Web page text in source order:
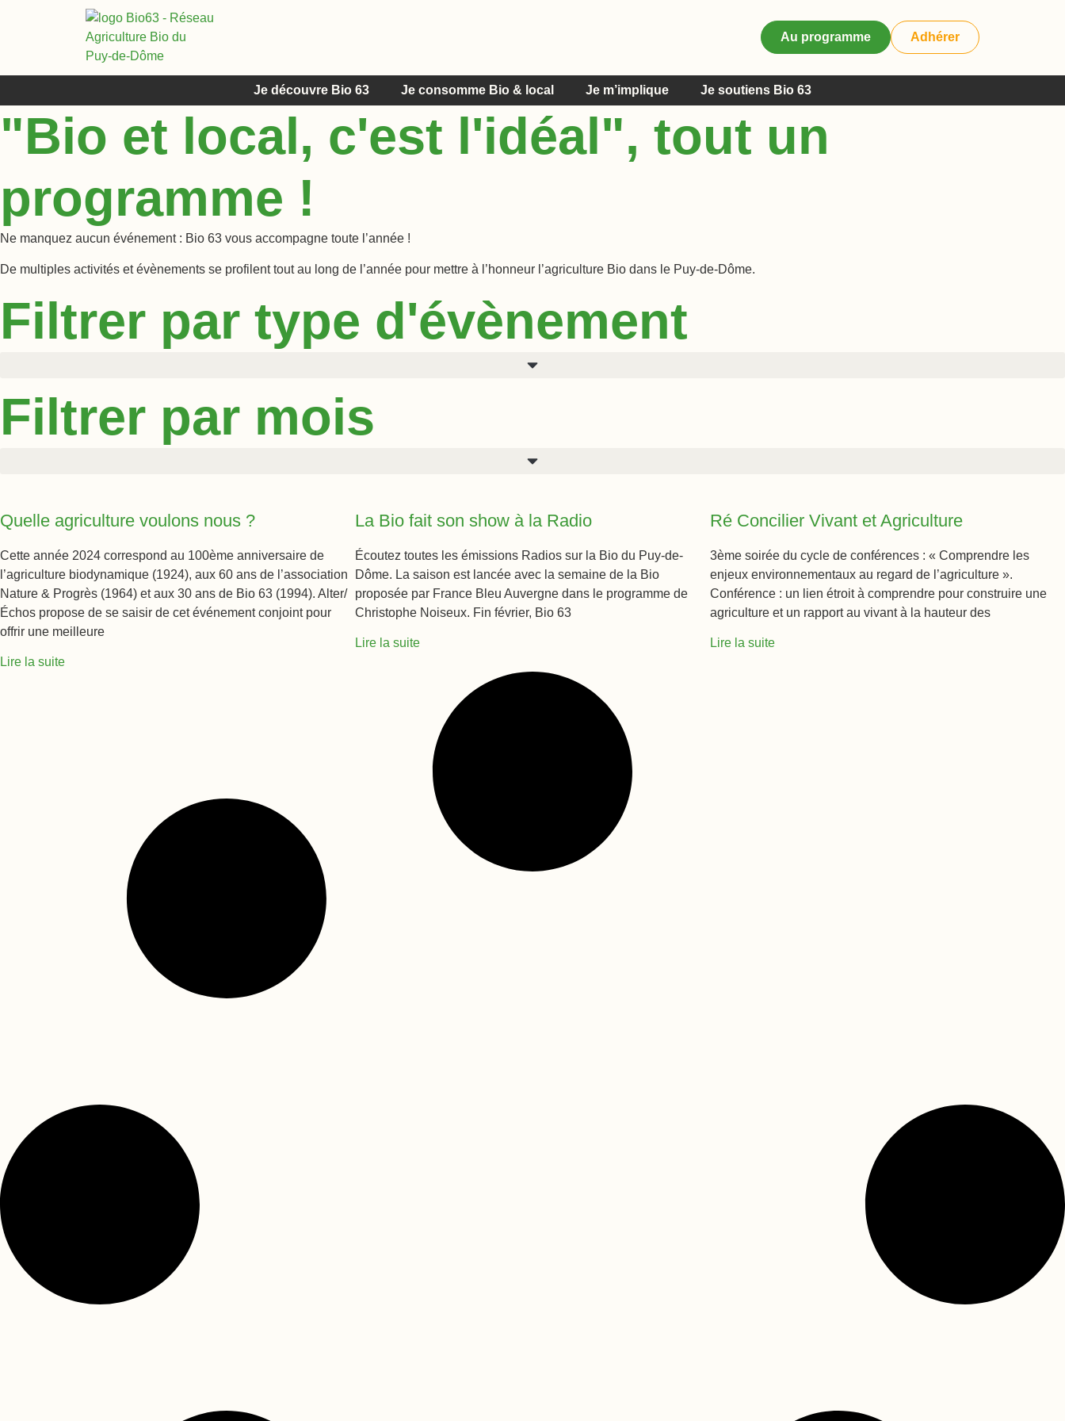
Au programme Adhérer
Je découvre Bio 63 Je consomme Bio & local Je m’implique Je soutiens Bio 63
"Bio et local, c'est l'idéal", tout un
programme !
Ne manquez aucun événement : Bio 63 vous accompagne toute l’année !
De multiples activités et évènements se profilent tout au long de l’année pour mettre à l’honneur l’agriculture Bio dans le Puy-de-Dôme.
Filtrer par type d'évènement
Filtrer par mois
Quelle agriculture voulons nous ?
Cette année 2024 correspond au 100ème anniversaire de
l’agriculture biodynamique (1924), aux 60 ans de l’association
Nature & Progrès (1964) et aux 30 ans de Bio 63 (1994). Alter/
Échos propose de se saisir de cet événement conjoint pour
offrir une meilleure
Lire la suite
La Bio fait son show à la Radio
Écoutez toutes les émissions Radios sur la Bio du Puy-de-
Dôme. La saison est lancée avec la semaine de la Bio
proposée par France Bleu Auvergne dans le programme de
Christophe Noiseux. Fin février, Bio 63
Lire la suite
Ré Concilier Vivant et Agriculture
3ème soirée du cycle de conférences : « Comprendre les
enjeux environnementaux au regard de l’agriculture ».
Conférence : un lien étroit à comprendre pour construire une
agriculture et un rapport au vivant à la hauteur des
Lire la suite